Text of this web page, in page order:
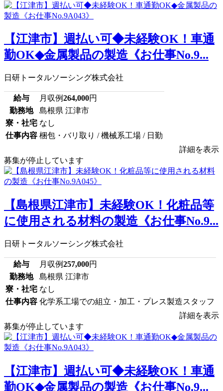
【江津市】週払い可◆未経験OK！車通
勤OK◆金属製品の製造《お仕事No.9...
日研トータルソーシング株式会社
給与 月収例264,000円
勤務地
島根県 江津市
寮・社宅 なし
仕事内容 梱包・バリ取り / 機械系工場 / 日勤
詳細を表示
募集が停止しています
【島根県江津市】未経験OK！化粧品等
に使用される材料の製造《お仕事No.9...
日研トータルソーシング株式会社
給与 月収例257,000円
勤務地
島根県 江津市
寮・社宅 なし
仕事内容 化学系工場での組立・加工・プレス製造スタッフ
詳細を表示
募集が停止しています
【江津市】週払い可◆未経験OK！車通
勤OK◆金属製品の製造《お仕事No.9...